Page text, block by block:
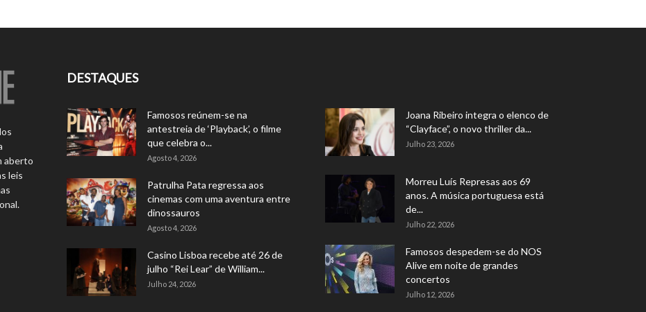
aberto
leis
DESTAQUES
Famosos reúnem-se na
antestreia de ‘Playback’, o filme
que celebra o...
Agosto 4, 2026
Patrulha Pata regressa aos
cinemas com uma aventura entre
dinossauros
Agosto 4, 2026
Casino Lisboa recebe até 26 de
julho “Rei Lear” de William...
Julho 24, 2026
Joana Ribeiro integra o elenco de
“Clayface”, o novo thriller da...
Julho 23, 2026
Morreu Luís Represas aos 69
anos. A música portuguesa está
de...
Julho 22, 2026
Famosos despedem-se do NOS
Alive em noite de grandes
concertos
Julho 12, 2026